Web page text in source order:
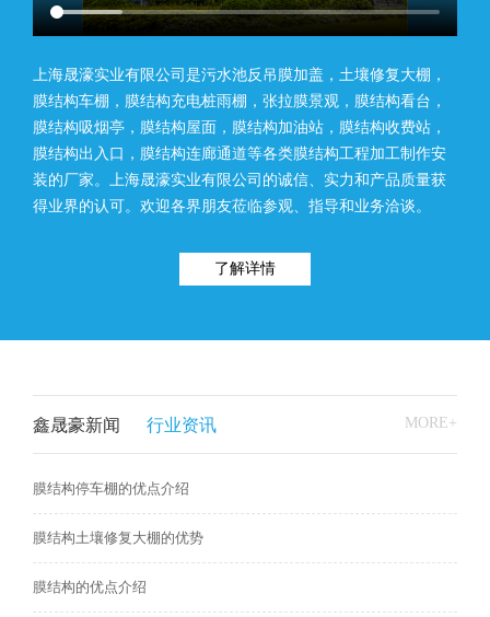
上海晟濠实业有限公司是污水池反吊膜加盖，土壤修复大棚，
膜结构车棚，膜结构充电桩雨棚，张拉膜景观，膜结构看台，
膜结构吸烟亭，膜结构屋面，膜结构加油站，膜结构收费站，
膜结构出入口，膜结构连廊通道等各类膜结构工程加工制作安
装的厂家。上海晟濠实业有限公司的诚信、实力和产品质量获
得业界的认可。欢迎各界朋友莅临参观、指导和业务洽谈。
了解详情
鑫晟豪新闻 行业资讯 MORE+
膜结构停车棚的优点介绍
膜结构土壤修复大棚的优势
膜结构的优点介绍